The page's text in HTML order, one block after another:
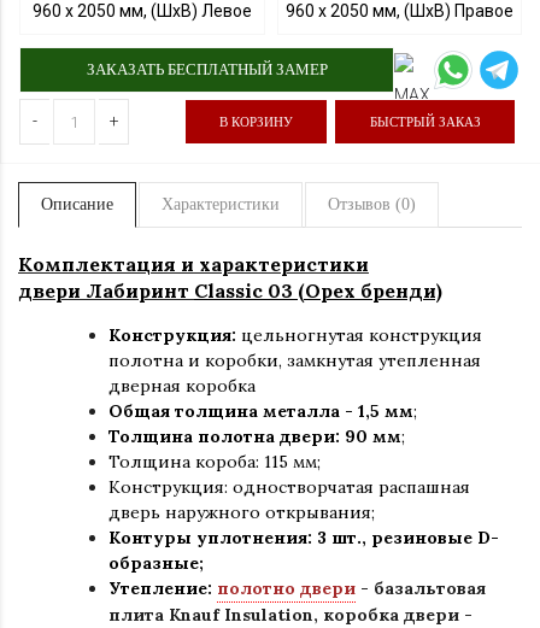
960 х 2050 мм, (ШхВ) Левое 960 х 2050 мм, (ШхВ) Правое
ЗАКАЗАТЬ БЕСПЛАТНЫЙ ЗАМЕР
- + В КОРЗИНУ БЫСТРЫЙ ЗАКАЗ
Описание Характеристики Отзывов (0)
Комплектация и характеристики
двери Лабиринт Classic 03 (Орех бренди)
Конструкция: цельногнутая конструкция
полотна и коробки, замкнутая утепленная
дверная коробка
Общая толщина металла - 1,5 мм;
Толщина полотна двери: 90 мм;
Толщина короба: 115 мм;
Конструкция: одностворчатая распашная
дверь наружного открывания;
Контуры уплотнения: 3 шт., резиновые D-
образные;
Утепление: полотно двери - базальтовая
плита Knauf Insulation, коробка двери -